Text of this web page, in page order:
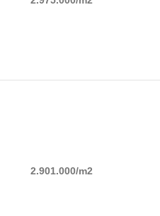
2.901.000/m2